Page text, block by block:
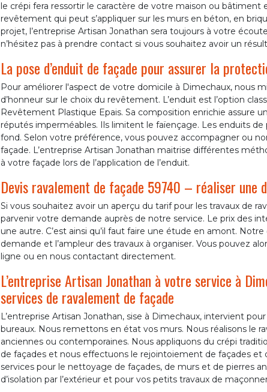
le crépi fera ressortir le caractère de votre maison ou bâtiment
revêtement qui peut s’appliquer sur les murs en béton, en
projet, l’entreprise Artisan Jonathan sera toujours à votre
n’hésitez pas à prendre contact si vous souhaitez avoir un
La pose d’enduit de façade pour assurer la
Pour améliorer l'aspect de votre domicile à Dimechaux, nous
d’honneur sur le choix du revêtement. L’enduit est l’option
Revêtement Plastique Epais. Sa composition enrichie assure
réputés imperméables. Ils limitent le faïençage. Les enduits
fond. Selon votre préférence, vous pouvez accompagner ou
façade. L’entreprise Artisan Jonathan maitrise différentes
à votre façade lors de l’application de l’enduit.
Devis ravalement de façade 59740 – réaliser une
Si vous souhaitez avoir un aperçu du tarif pour les travaux de
parvenir votre demande auprès de notre service. Le prix des
une autre. C’est ainsi qu’il faut faire une étude en amont.
demande et l’ampleur des travaux à organiser. Vous pouvez
ligne ou en nous contactant directement.
L’entreprise Artisan Jonathan à votre service à
services de ravalement de façade
L’entreprise Artisan Jonathan, sise à Dimechaux, intervient
bureaux. Nous remettons en état vos murs. Nous réalisons le
anciennes ou contemporaines. Nous appliquons du crépi
de façades et nous effectuons le rejointoiement de façades et
services pour le nettoyage de façades, de murs et de pierres
d’isolation par l’extérieur et pour vos petits travaux de